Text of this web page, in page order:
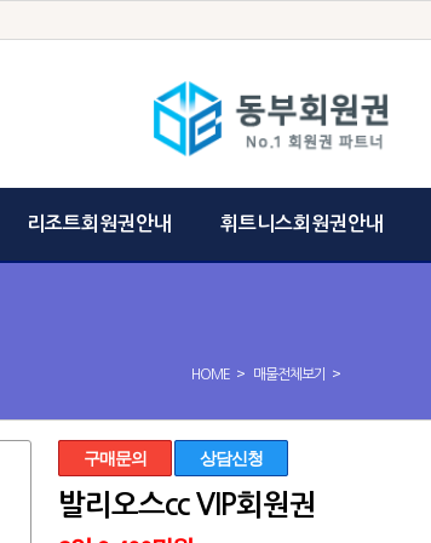
리조트회원권안내 휘트니스회원권안내
HOME > 매물전체보기 >
구매문의 상담신청
발리오스cc VIP회원권